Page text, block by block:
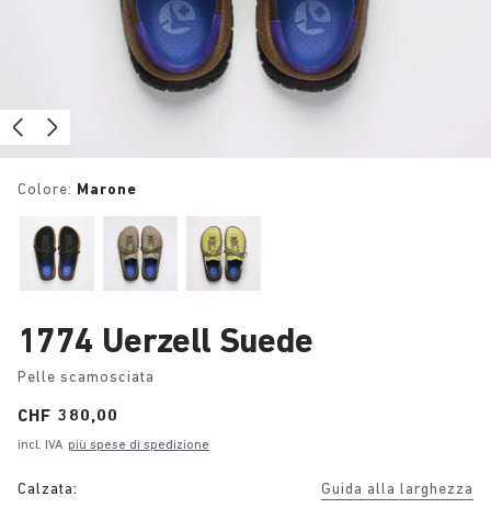
Colore: Marone
1774 Uerzell Suede
Pelle scamosciata
Price:
CHF 380,00
incl. IVA più spese di spedizione
Calzata: Guida alla larghezza